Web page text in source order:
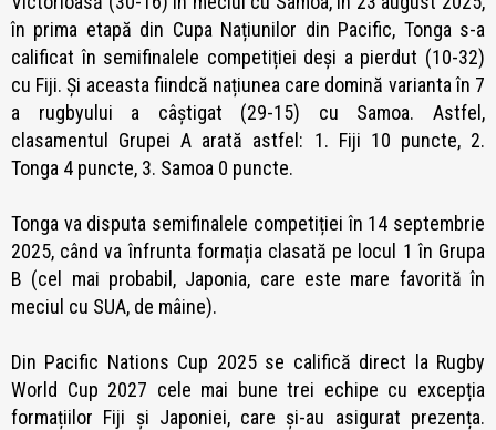
în prima etapă din Cupa Națiunilor din Pacific, Tonga s-a
calificat în semifinalele competiției deși a pierdut (10-32)
cu Fiji. Și aceasta fiindcă națiunea care domină varianta în 7
a rugbyului a câștigat (29-15) cu Samoa. Astfel,
clasamentul Grupei A arată astfel: 1. Fiji 10 puncte, 2.
Tonga 4 puncte, 3. Samoa 0 puncte.
Tonga va disputa semifinalele competiției în 14 septembrie
2025, când va înfrunta formația clasată pe locul 1 în Grupa
B (cel mai probabil, Japonia, care este mare favorită în
meciul cu SUA, de mâine).
Din Pacific Nations Cup 2025 se califică direct la Rugby
World Cup 2027 cele mai bune trei echipe cu excepția
formațiilor Fiji și Japoniei, care și-au asigurat prezența.